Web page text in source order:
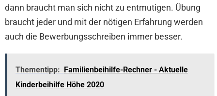
dann braucht man sich nicht zu entmutigen. Übung
braucht jeder und mit der nötigen Erfahrung werden
auch die Bewerbungsschreiben immer besser.
Thementipp: Familienbeihilfe-Rechner - Aktuelle
Kinderbeihilfe Höhe 2020